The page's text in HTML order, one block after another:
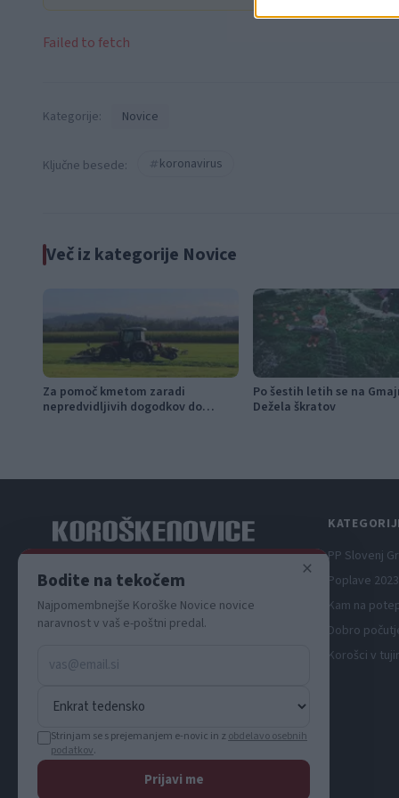
Failed to fetch
Kategorije: Novice
Ključne besede: koronavirus
Več iz kategorije Novice
Za pomoč kmetom zaradi
nepredvidljivih dogodkov do
Po šestih letih se na
Dežela škratov
PP Slovenj
Poplave
Kam na
Dobro
Korošci v
×
Bodite na tekočem
Najpomembnejše Koroške Novice novice
naravnost v vaš e-poštni predal.
Strinjam se s prejemanjem e-novic in z obdelavo osebnih
podatkov.
Prijavi me